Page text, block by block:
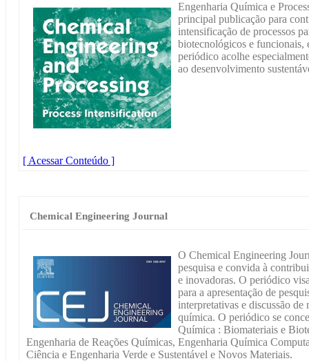
Engenharia Química e
principal publicação para
intensificação de processos
biotecnológicos e funcionais,
periódico acolhe
ao desenvolvimento
[ Acessar Conteúdo ]
Chemical Engineering Journal
O Chemical Engineering
pesquisa e convida à
e inovadoras. O periódico
para a apresentação de
interpretativas e discussão
química. O periódico se
Química : Biomateriais e
Engenharia de Reações Químicas, Engenharia Química
Ciência e Engenharia Verde e Sustentável e Novos Materiais.